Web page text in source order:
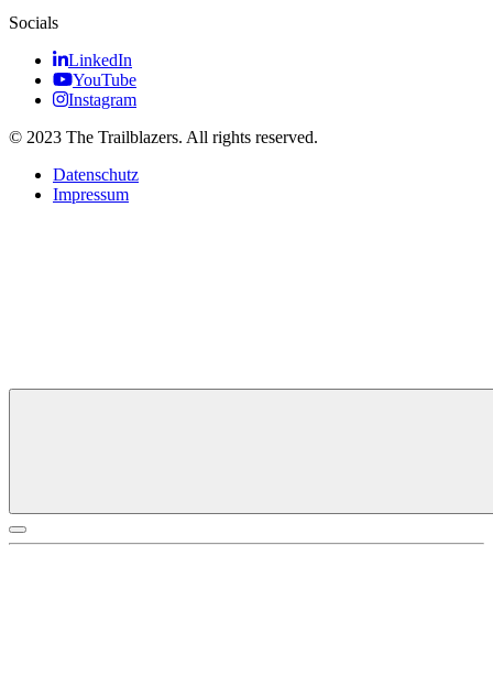
Socials
LinkedIn
YouTube
Instagram
© 2023 The Trailblazers. All rights reserved.
Datenschutz
Impressum